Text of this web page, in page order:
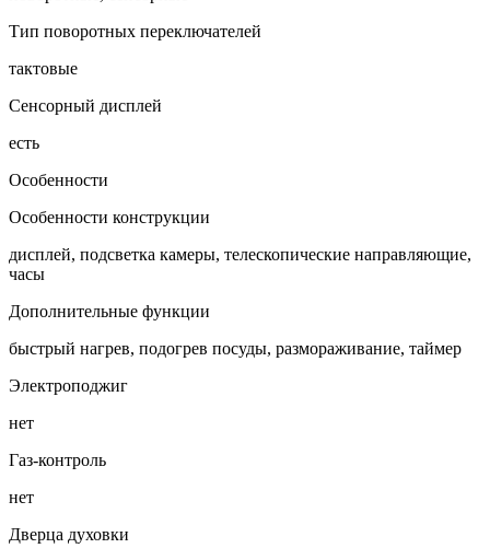
Тип поворотных переключателей
тактовые
Сенсорный дисплей
есть
Особенности
Особенности конструкции
дисплей, подсветка камеры, телескопические направляющие,
часы
Дополнительные функции
быстрый нагрев, подогрев посуды, размораживание, таймер
Электроподжиг
нет
Газ-контроль
нет
Дверца духовки